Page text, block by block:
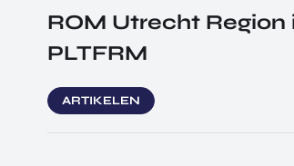
ROM Utrecht Region
PLTFRM
ARTIKELEN